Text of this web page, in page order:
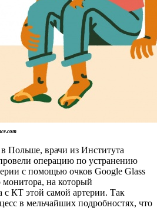
Польше, врачи из Института
операцию по устранению
с помощью очков Google Glass
монитора, на который
с КТ этой самой артерии. Так
в мельчайших подробностях, что